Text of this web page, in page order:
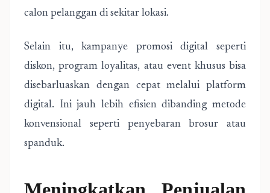
calon pelanggan di sekitar lokasi.
Selain itu, kampanye promosi digital seperti
diskon, program loyalitas, atau event khusus bisa
disebarluaskan dengan cepat melalui platform
digital. Ini jauh lebih efisien dibanding metode
konvensional seperti penyebaran brosur atau
spanduk.